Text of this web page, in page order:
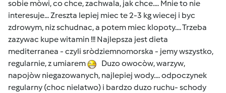
sobie mòwi, co chce, zachwala, jak chce.... Mnie to nie
interesuje... Zreszta lepiej miec te 2-3 kg wiecej i byc
zdrowym, niz schudnac, a potem miec klopoty.... Trzeba
zazywac kupe witamin !!! Najlepsza jest dieta
mediterranea - czyli sròdziemnomorska - jemy wszystko,
regularnie, z umiarem
Duzo owocòw, warzyw,
napojòw niegazowanych, najlepiej wody.... odpoczynek
regularny (choc nielatwo) i bardzo duzo ruchu- schody